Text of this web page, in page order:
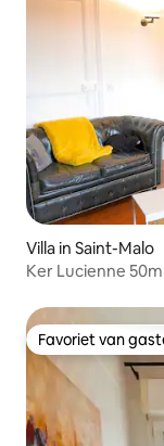
Villa in Saint-Malo
Ker Lucienne
Favoriet van
Favoriet van